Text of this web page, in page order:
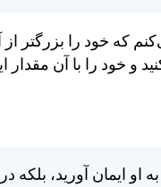
كه خود را بزرگتر
و خود را با آن مقدار
او ايمان آوريد، بلكه